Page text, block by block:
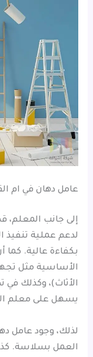
عامل دهان في ام
إلى جانب المعلم،
لدعم عملية تنفيذ
بكفاءة عالية.
الأساسية مثل
الأثاث)، وكذلك في
يسهل على معلم
لذلك، وجود عامل
العمل بسلاسة.